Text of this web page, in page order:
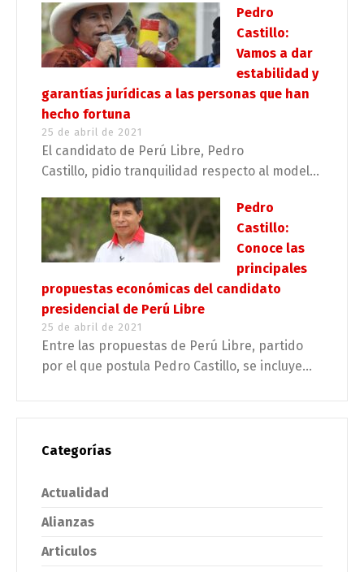
Pedro
Castillo:
Vamos a dar
estabilidad y
garantías jurídicas a las personas que han
hecho fortuna
25 de abril de 2021
El candidato de Perú Libre, Pedro
Castillo, pidio tranquilidad respecto al model...
Pedro
Castillo:
Conoce las
principales
propuestas económicas del candidato
presidencial de Perú Libre
25 de abril de 2021
Entre las propuestas de Perú Libre, partido
por el que postula Pedro Castillo, se incluye...
Categorías
Actualidad
Alianzas
Articulos